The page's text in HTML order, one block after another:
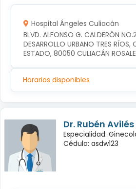
Hospital Ángeles Culiacán
BLVD. ALFONSO G. CALDERÓN
DESARROLLO URBANO TRES RÍOS,
ESTADO, 80050 CULIACÁN
Horarios disponibles
Dr. Rubén
Especialidad:
Cédula: asdw123